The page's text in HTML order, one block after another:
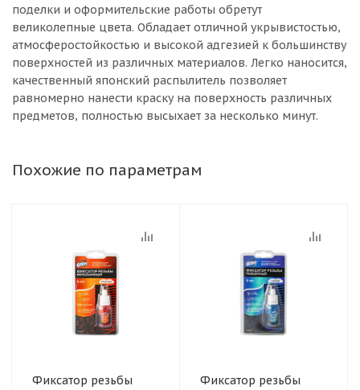
поделки и оформительские работы обретут
великолепные цвета. Обладает отличной укрывистостью,
атмосферостойкостью и высокой адгезией к большинству
поверхностей из различных материалов. Легко наносится,
качественный японский распылитель позволяет
равномерно нанести краску на поверхность различных
предметов, полностью высыхает за несколько минут.
Похожие по параметрам
Фиксатор резьбы
Фиксатор резьбы